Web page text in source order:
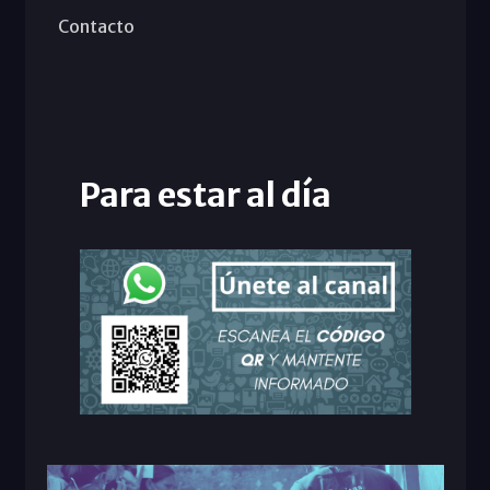
Contacto
Para estar al día